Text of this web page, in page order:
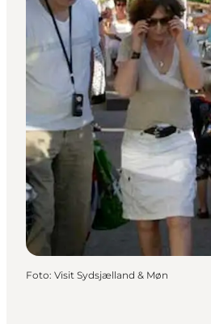
Foto: Visit Sydsjælland & Møn